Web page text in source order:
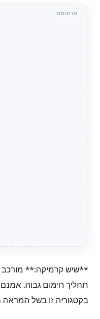
**שיש קרמיקה:** מורכב
תהליך חימום גבוה.
בקטגוריה זו בשל